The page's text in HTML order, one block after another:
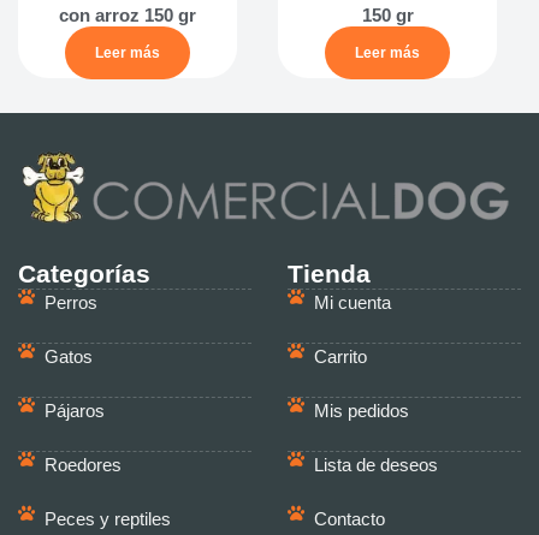
con arroz 150 gr
Leer más
150 gr
Leer más
Categorías
Perros
Gatos
Pájaros
Roedores
Peces y reptiles
Tienda
Mi cuenta
Carrito
Mis pedidos
Lista de deseos
Contacto